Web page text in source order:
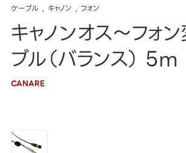
ケーブル キャノン フォン
キャノンオス～フォ
ブル（バランス） 5m
CANARE